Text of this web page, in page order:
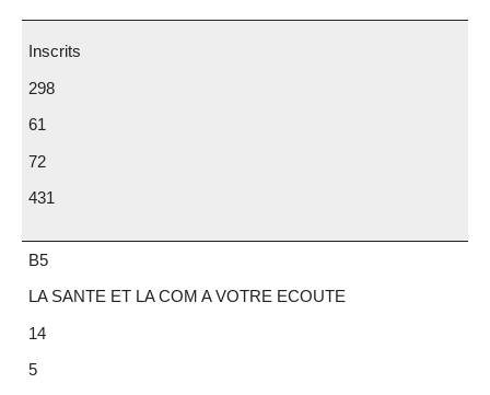
Inscrits
298
61
72
431
B5
LA SANTE ET LA COM A VOTRE ECOUTE
14
5